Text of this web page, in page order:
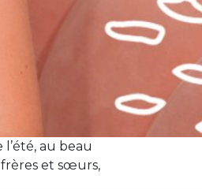
au beau
frères et sœurs,